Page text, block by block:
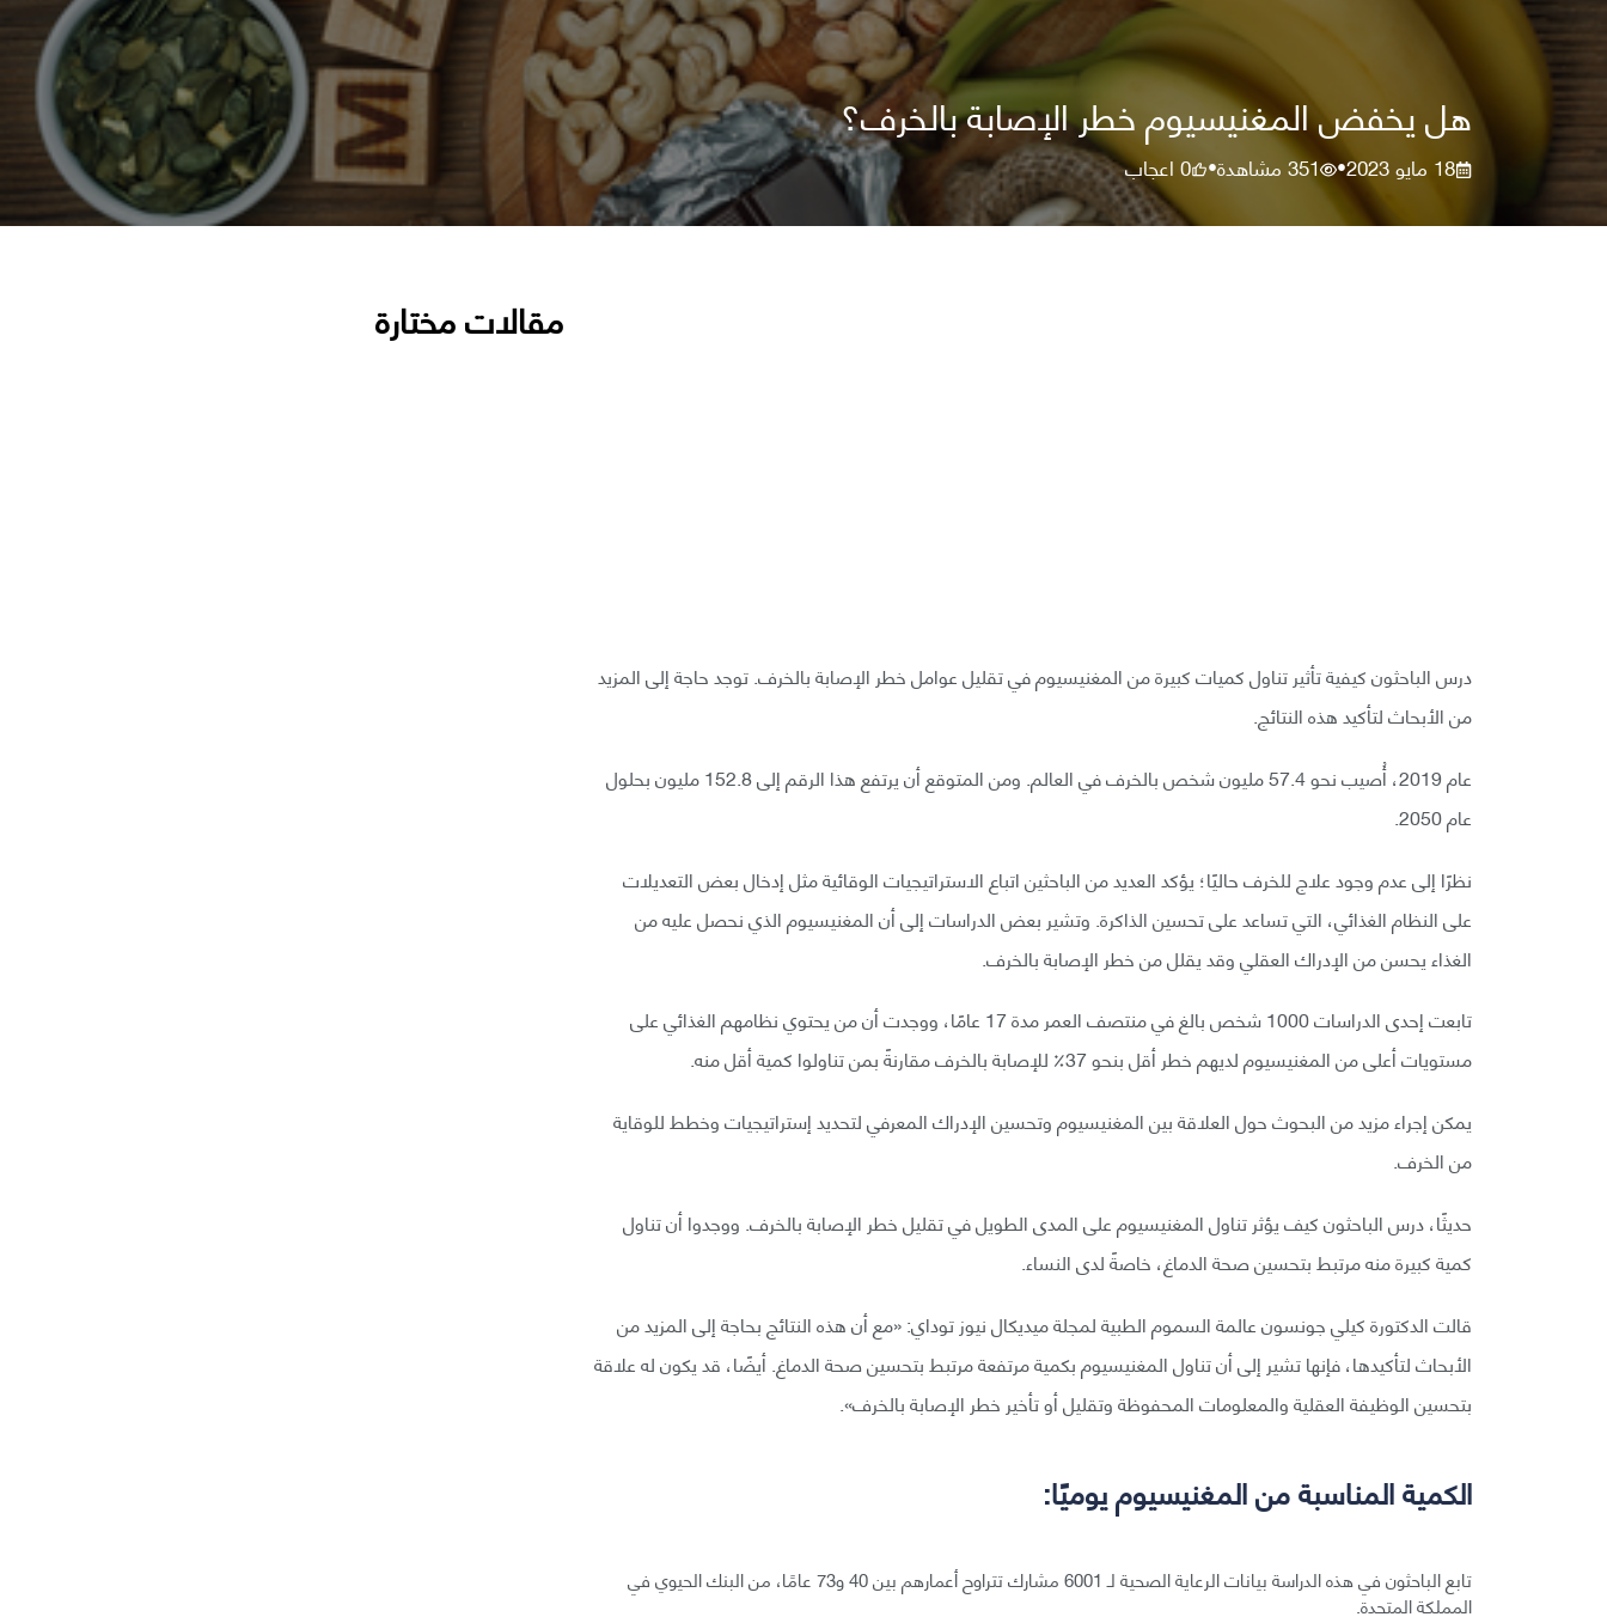
هل يخفض المغنيسيوم خطر الإصابة بالخرف؟
18 مايو 2023 •
351مشاهدة•
0اعجاب
درس الباحثون كيفية تأثير تناول كميات كبيرة من المغنيسيوم في تقليل عوامل خطر الإصابة بالخرف. توجد حاجة إلى المزيد
من الأبحاث لتأكيد هذه النتائج.
عام 2019، أُصيب نحو 57.4 مليون شخص بالخرف في العالم. ومن المتوقع أن يرتفع هذا الرقم إلى 152.8 مليون بحلول
عام 2050.
نظرًا إلى عدم وجود علاج للخرف حاليًا؛ يؤكد العديد من الباحثين اتباع الاستراتيجيات الوقائية مثل إدخال بعض التعديلات
على النظام الغذائي، التي تساعد على تحسين الذاكرة. وتشير بعض الدراسات إلى أن المغنيسيوم الذي نحصل عليه من
الغذاء يحسن من الإدراك العقلي وقد يقلل من خطر الإصابة بالخرف.
تابعت إحدى الدراسات 1000 شخص بالغ في منتصف العمر مدة 17 عامًا، ووجدت أن من يحتوي نظامهم الغذائي على
مستويات أعلى من المغنيسيوم لديهم خطر أقل بنحو 37٪ للإصابة بالخرف مقارنةً بمن تناولوا كمية أقل منه.
يمكن إجراء مزيد من البحوث حول العلاقة بين المغنيسيوم وتحسين الإدراك المعرفي لتحديد إستراتيجيات وخطط للوقاية
من الخرف.
حديثًا، درس الباحثون كيف يؤثر تناول المغنيسيوم على المدى الطويل في تقليل خطر الإصابة بالخرف. ووجدوا أن تناول
كمية كبيرة منه مرتبط بتحسين صحة الدماغ، خاصةً لدى النساء.
قالت الدكتورة كيلي جونسون عالمة السموم الطبية لمجلة ميديكال نيوز توداي: «مع أن هذه النتائج بحاجة إلى المزيد من
الأبحاث لتأكيدها، فإنها تشير إلى أن تناول المغنيسيوم بكمية مرتفعة مرتبط بتحسين صحة الدماغ. أيضًا، قد يكون له علاقة
بتحسين الوظيفة العقلية والمعلومات المحفوظة وتقليل أو تأخير خطر الإصابة بالخرف».
الكمية المناسبة من المغنيسيوم يوميًا:
تابع الباحثون في هذه الدراسة بيانات الرعاية الصحية لـ 6001 مشارك تتراوح أعمارهم بين 40 و73 عامًا، من البنك الحيوي في
المملكة المتحدة.
مقالات مختارة